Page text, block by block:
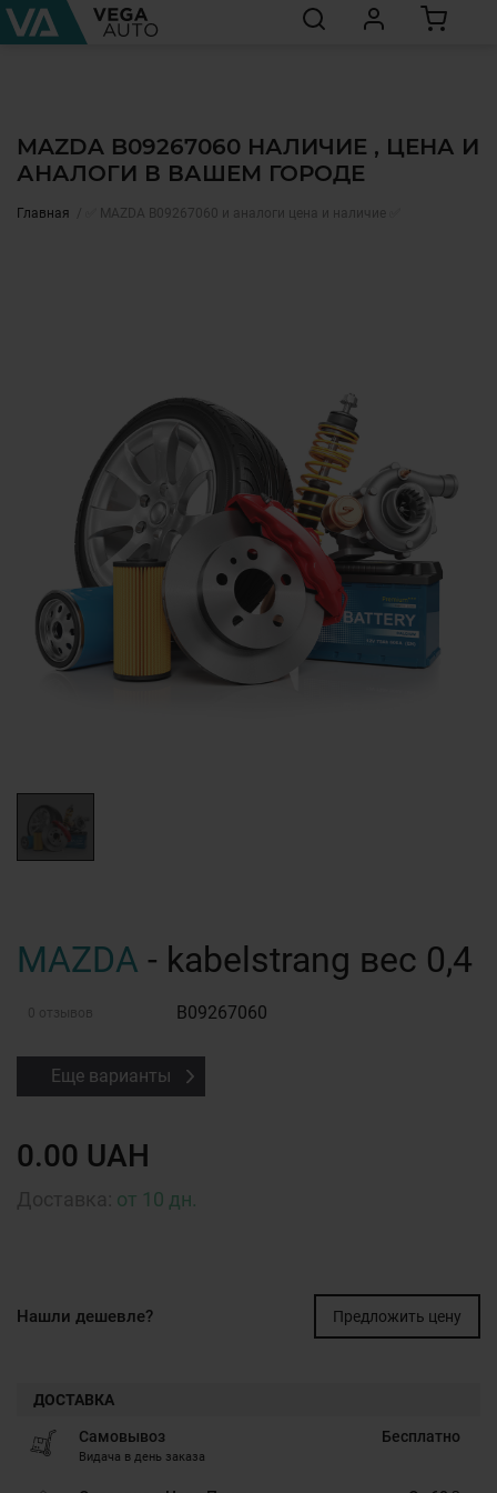
MAZDA B09267060 НАЛИЧИЕ , ЦЕНА И
АНАЛОГИ В ВАШЕМ ГОРОДЕ
Главная ✅ MAZDA B09267060 и аналоги цена и наличие ✅
MAZDA - kabelstrang вес 0,4
0 отзывов B09267060
Еще варианты
0.00 UAH
от 10 дн.
Нашли дешевле? Предложить цену
ДОСТАВКА
Самовывоз
Видача в день заказа
Бесплатно